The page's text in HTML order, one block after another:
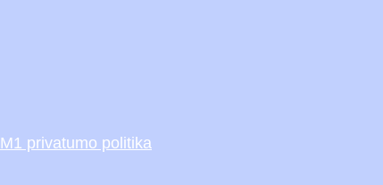
M1 privatumo politika